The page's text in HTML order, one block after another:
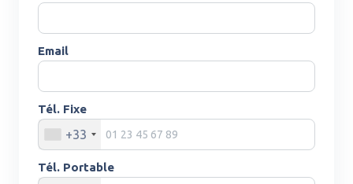
Email
Tél. Fixe
+33
Tél. Portable